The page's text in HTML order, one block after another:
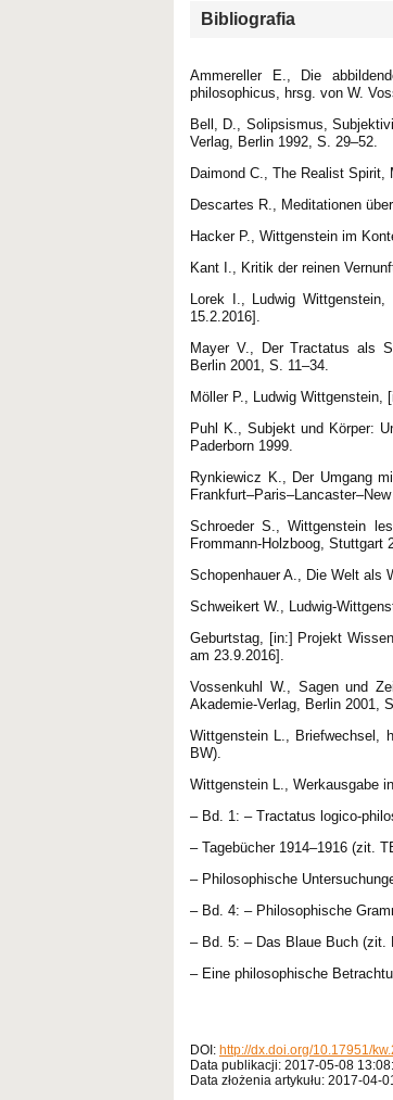
Bibliografia
Ammereller E., Die
philosophicus, hrsg. von W.
Bell, D., Solipsismus,
Verlag, Berlin 1992, S. 29–52.
Daimond C., The Realist Spirit,
Descartes R., Meditationen
Hacker P., Wittgenstein im
Kant I., Kritik der reinen
Lorek I., Ludwig
15.2.2016].
Mayer V., Der Tractatus als
Berlin 2001, S. 11–34.
Möller P., Ludwig Wittgenstein,
Puhl K., Subjekt und Körper:
Paderborn 1999.
Rynkiewicz K., Der Umgang
Schroeder S., Wittgenstein
Frommann-Holzboog, Stuttgart
Schopenhauer A., Die Welt als
Schweikert W., Ludwig-
Geburtstag, [in:] Projekt
am 23.9.2016].
Vossenkuhl W., Sagen und
Akademie-Verlag, Berlin 2001,
Wittgenstein L., Briefwechsel,
BW).
Wittgenstein L., Werkausgabe
– Bd. 1: – Tractatus logico-
– Tagebücher 1914–1916 (zit.
– Philosophische
– Bd. 4: – Philosophische
– Bd. 5: – Das Blaue Buch (zit.
– Eine philosophische
DOI: http://dx.doi.org/10.17951/
Data publikacji: 2017-05-08
Data złożenia artykułu: 2017-04-